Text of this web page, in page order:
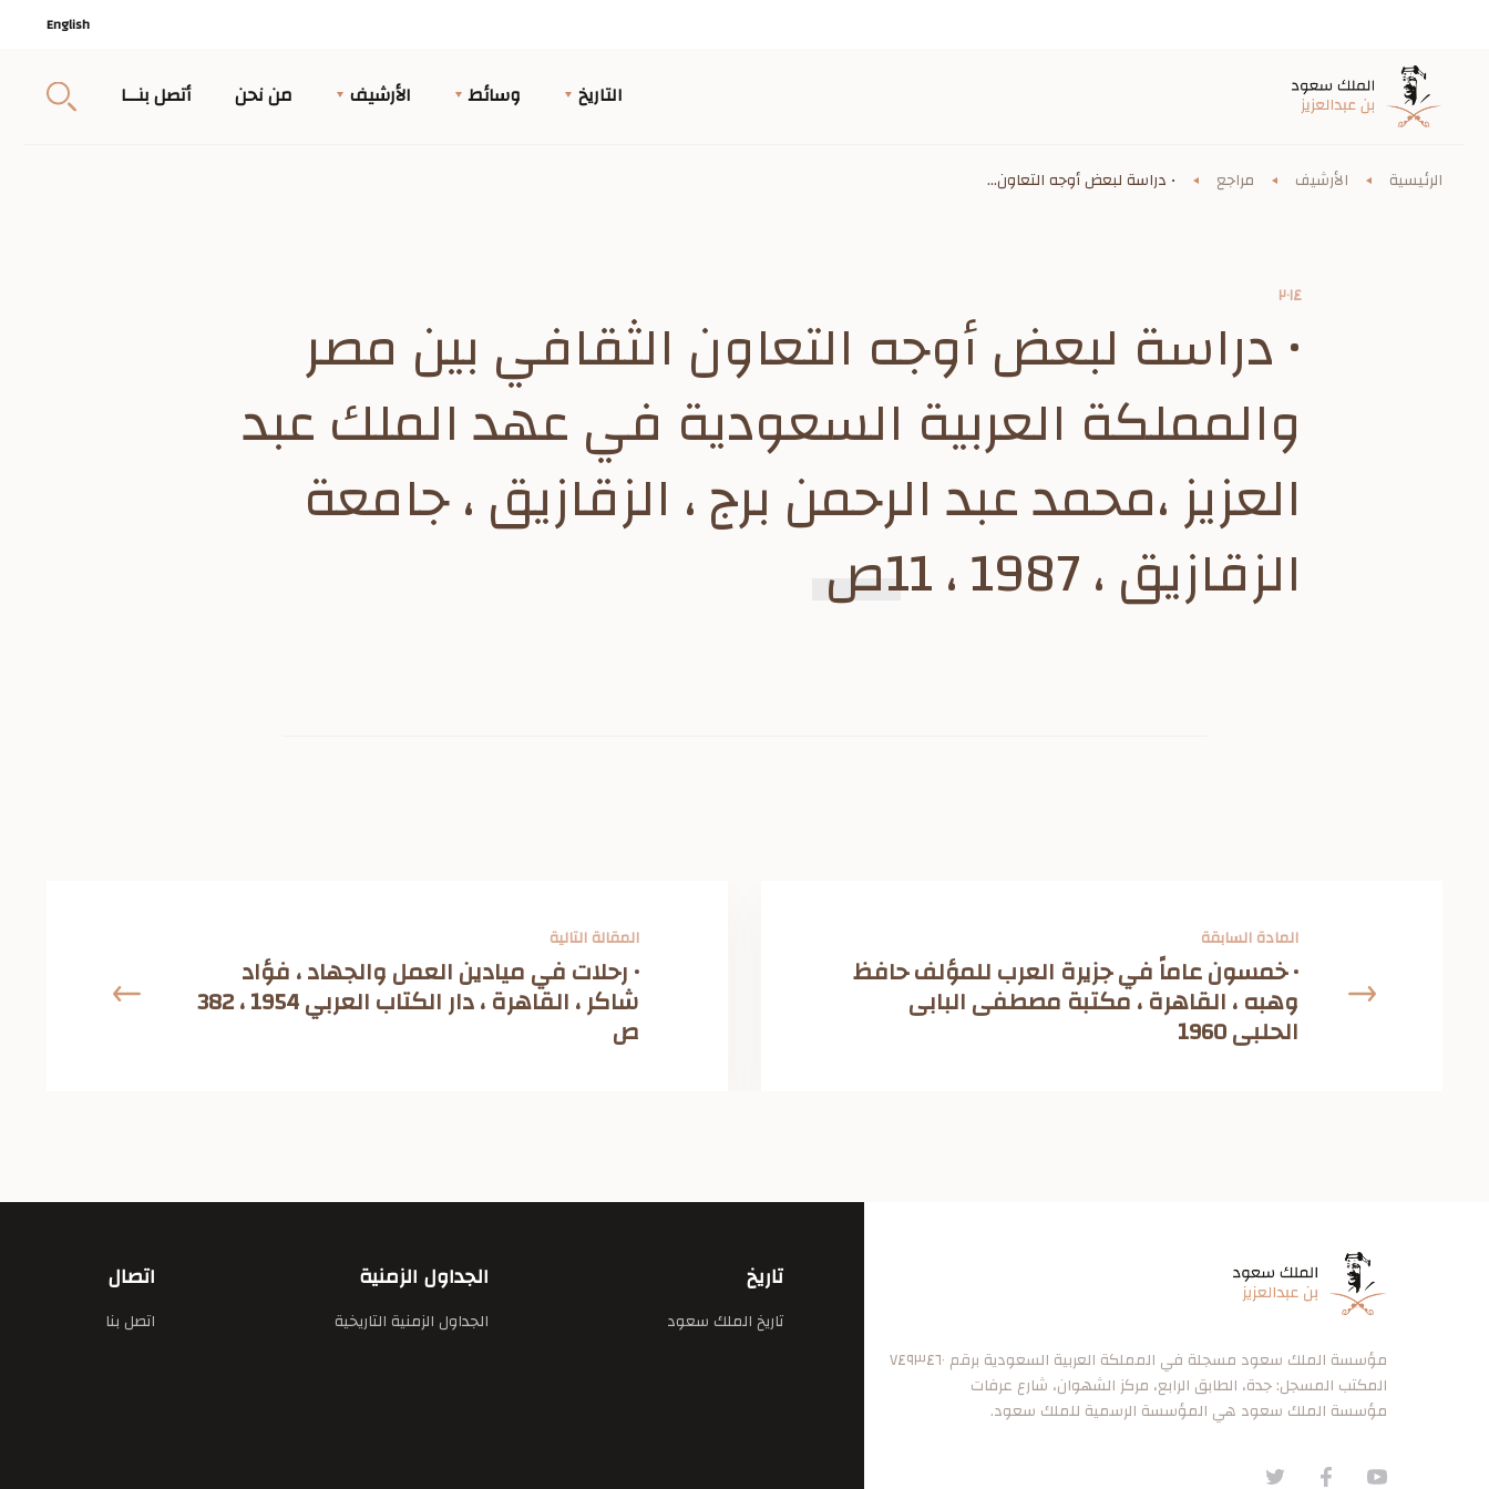
English
التاريخ وسائط الأرشيف من نحن أتصل بنــا
الرئيسية الأرشيف مراجع • دراسة لبعض أوجه التعاون...
٢٠١٤
• دراسة لبعض أوجه التعاون الثقافي بين مصر
والمملكة العربية السعودية في عهد الملك عبد
العزيز ،محمد عبد الرحمن برج ، الزقازيق ، جامعة
الزقازيق ، 1987 ، 11ص
المادة السابقة
• خمسون عاماً في جزيرة العرب للمؤلف حافظ
وهبه ، القاهرة ، مكتبة مصطفى البابى
الحلبى 1960
المقالة التالية
• رحلات في ميادين العمل والجهاد ، فؤاد
شاكر ، القاهرة ، دار الكتاب العربي 1954 ، 382
ص
اتصال
اتصل بنا
الجداول الزمنية
الجداول الزمنية التاريخية
تاريخ
تاريخ الملك سعود
مؤسسة الملك سعود مسجلة في المملكة العربية السعودية برقم ٧٤٩٣٤٦٠
المكتب المسجل: جدة، الطابق الرابع، مركز الشهوان، شارع عرفات
مؤسسة الملك سعود هي المؤسسة الرسمية للملك سعود.